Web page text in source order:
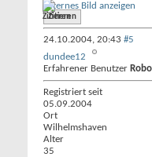
Externes Bild anzeigen
Zitieren
24.10.2004, 20:43 #5
dundee12
Erfahrener Benutzer
Registriert seit
05.09.2004
Ort
Wilhelmshaven
Alter
35